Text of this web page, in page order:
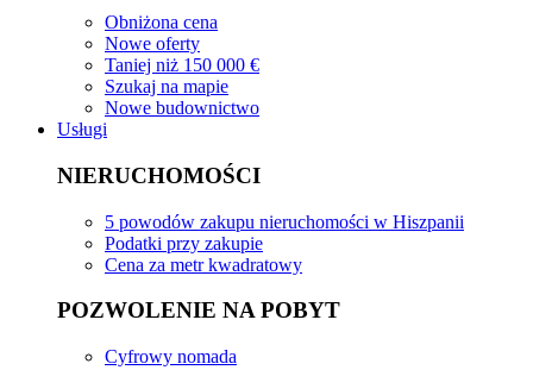
Obniżona cena
Nowe oferty
Taniej niż 150 000 €
Szukaj na mapie
Nowe budownictwo
Usługi
NIERUCHOMOŚCI
5 powodów zakupu nieruchomości w Hiszpanii
Podatki przy zakupie
Cena za metr kwadratowy
POZWOLENIE NA POBYT
Cyfrowy nomada